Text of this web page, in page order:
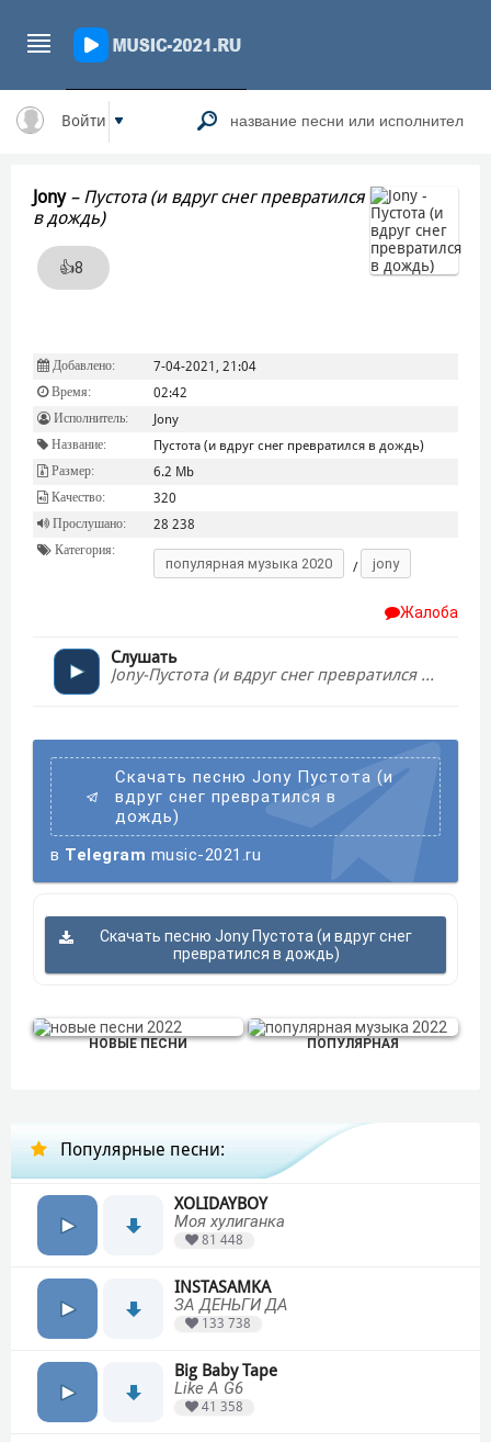
Войти
Jony – Пустота (и вдруг снег превратился
в дождь)
👍8
Добавлено: 7-04-2021, 21:04
Время: 02:42
Исполнитель: Jony
Название: Пустота (и вдруг снег превратился в дождь)
Размер: 6.2 Mb
Качество: 320
Прослушано: 28 238
Категория:
популярная музыка 2020 / jony
Жалоба
Слушать
Jony-Пустота (и вдруг снег превратился в дождь)
Скачать песню Jony Пустота (и
вдруг снег превратился в
дождь)
в Telegram music-2021.ru
Скачать песню Jony Пустота (и вдруг снег
превратился в дождь)
НОВЫЕ ПЕСНИ ПОПУЛЯРНАЯ
Популярные песни:
XOLIDAYBOY
Моя хулиганка
81 448
INSTASAMKA
ЗА ДЕНЬГИ ДА
133 738
Big Baby Tape
Like A G6
41 358